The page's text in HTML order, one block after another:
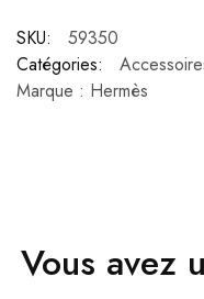
SKU:
59350
Catégories:
Marque : Hermès
Vous avez